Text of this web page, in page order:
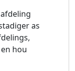
as
hou